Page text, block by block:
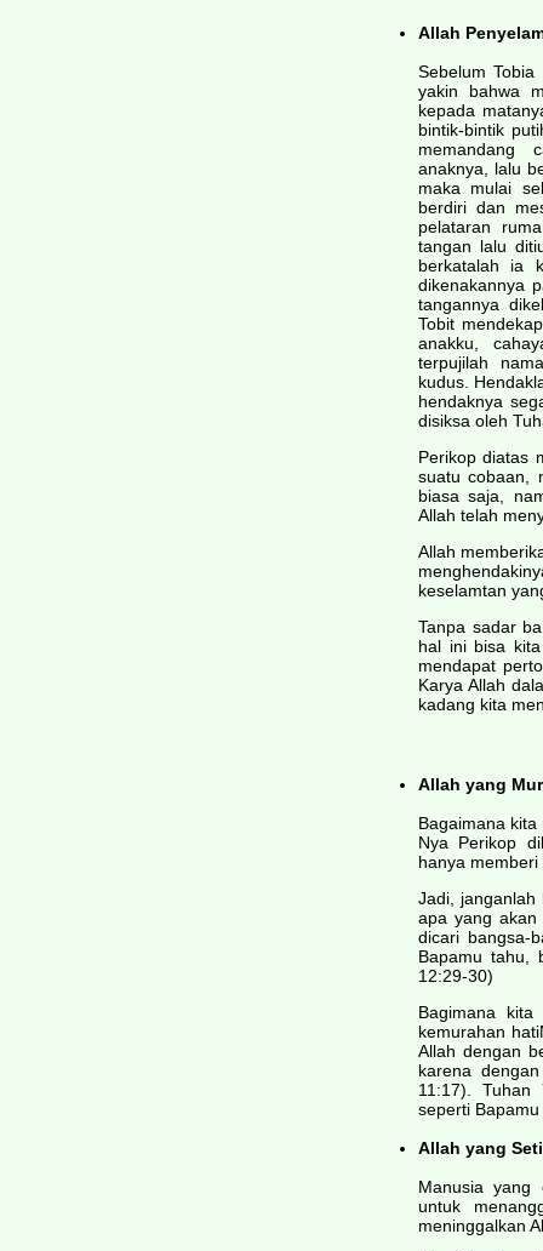
Allah
Sebelum
yakin bahwa
kepada
bintik-bintik
memandang
anaknya, lalu
maka mulai
berdiri dan
pelataran
tangan lalu
berkatalah ia
dikenakannya
tangannya
Tobit
anakku,
terpujilah
kudus.
hendaknya
disiksa oleh
Perikop diatas
suatu cobaan,
biasa saja,
Allah telah
Allah
keselamtan
Tanpa sadar
hal ini bisa
mendapat
Karya Allah
kadang kita
Allah yang
Bagaimana
Nya Perikop
hanya
Jadi, janganlah
apa yang
dicari bangsa-
Bapamu tahu,
12:29-30)
Bagimana
kemurahan
Allah dengan
karena
11:17). Tuhan
seperti
Allah yang
Manusia yang
untuk
meninggalkan